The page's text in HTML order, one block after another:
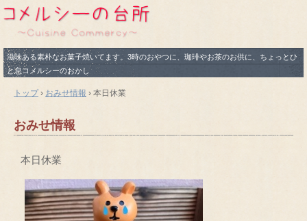
滋味ある素朴なお菓子焼いてます。3時のおやつに、珈琲やお茶のお供に、ちょっとひ
と息コメルシーのおかし
トップ› おみせ情報 › 本日休業
おみせ情報
本日休業